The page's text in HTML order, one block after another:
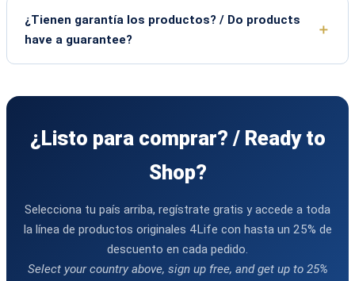
¿Tienen garantía los productos? / Do products
have a guarantee?
¿Listo para comprar? / Ready to
Shop?
Selecciona tu país arriba, regístrate gratis y accede a toda
la línea de productos originales 4Life con hasta un 25% de
descuento en cada pedido.
Select your country above, sign up free, and get up to 25%